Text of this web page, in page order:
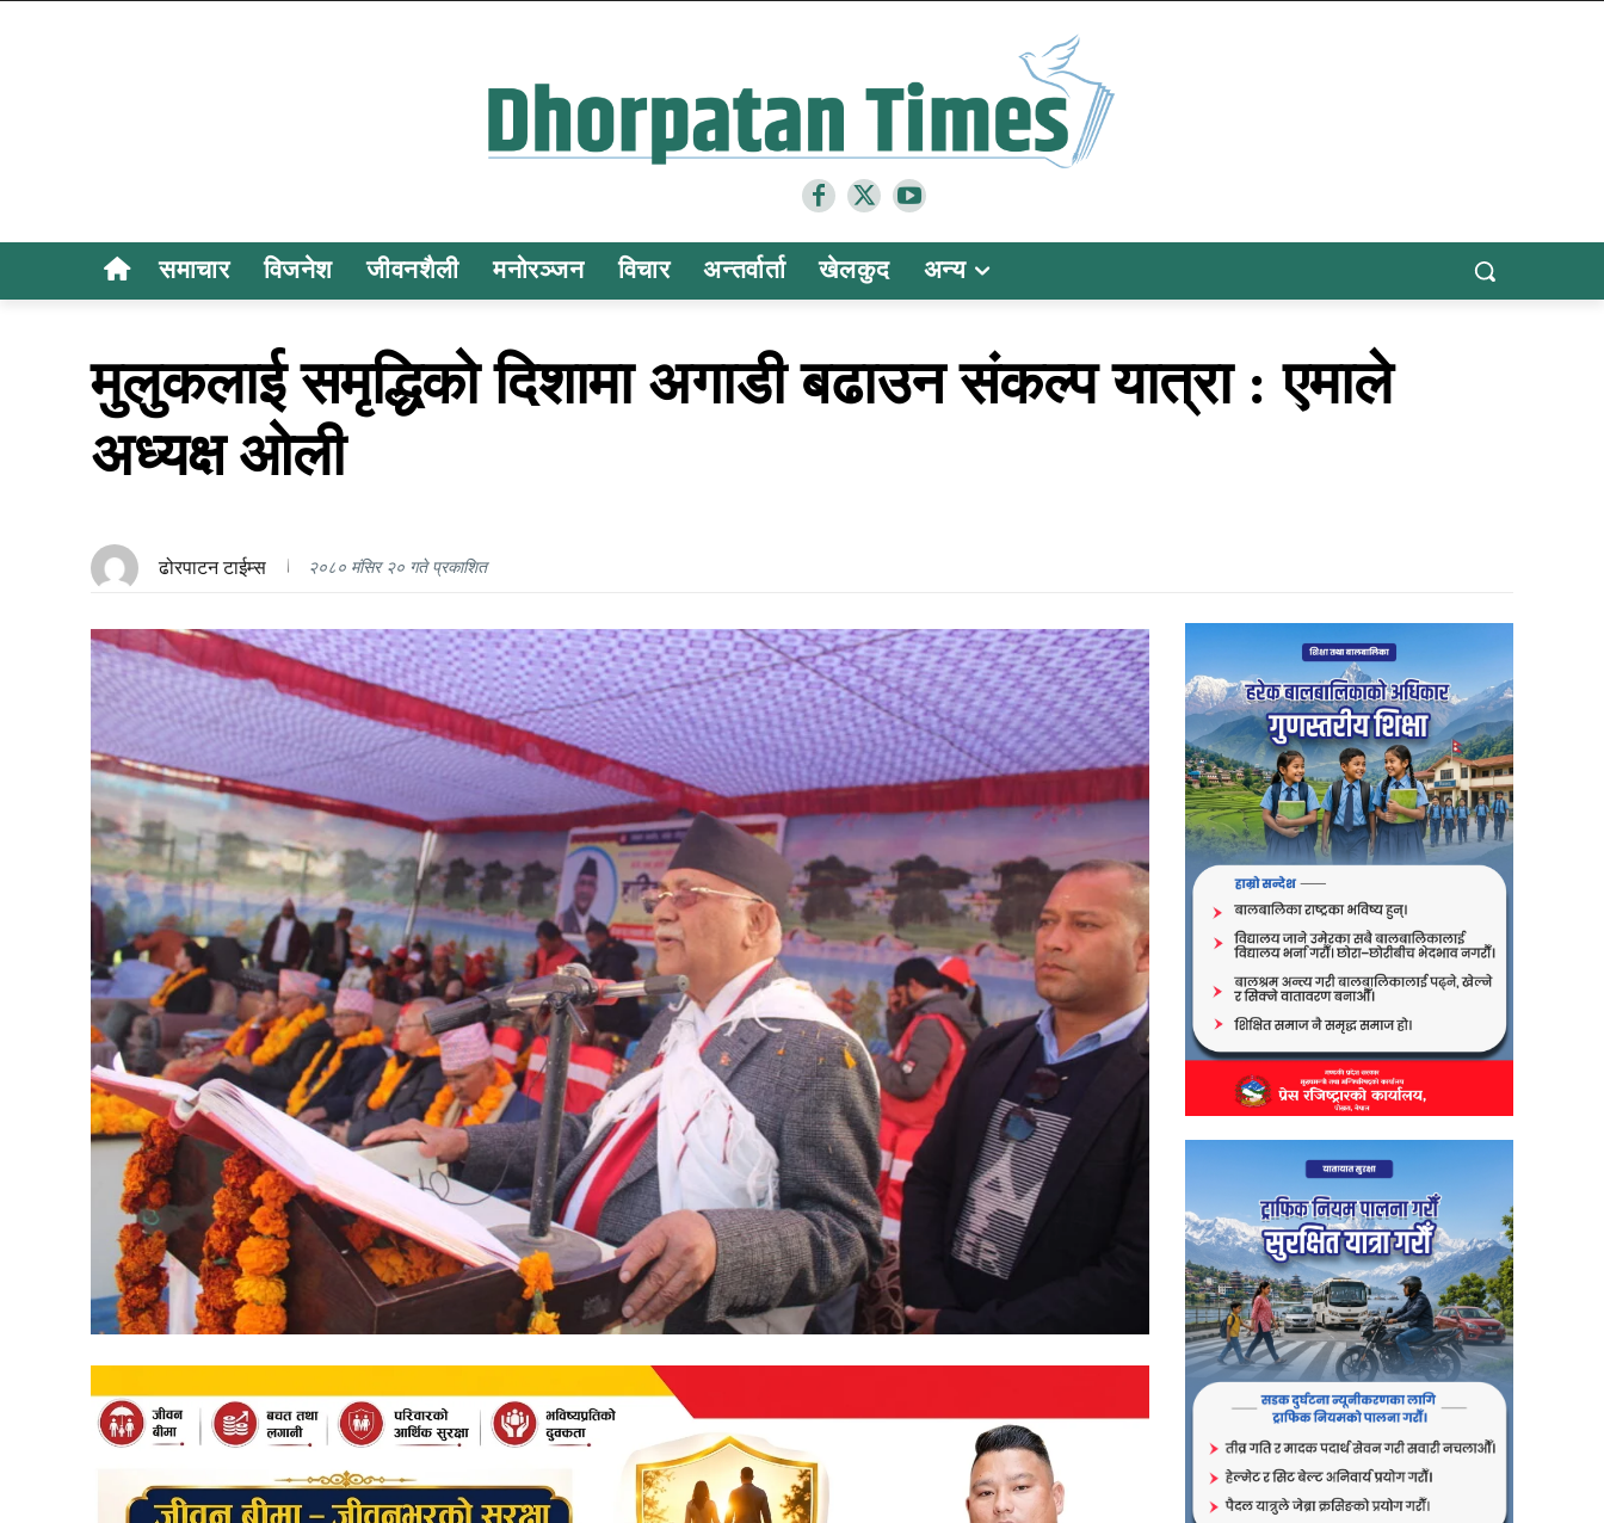
समाचार विजनेश जीवनशैली मनोरञ्जन विचार अन्तर्वार्ता खेलकुद अन्य
मुलुकलाई समृद्धिको दिशामा अगाडी बढाउन संकल्प यात्रा : एमाले
अध्यक्ष ओली
ढोरपाटन टाईम्स २०८० मंसिर २० गते प्रकाशित